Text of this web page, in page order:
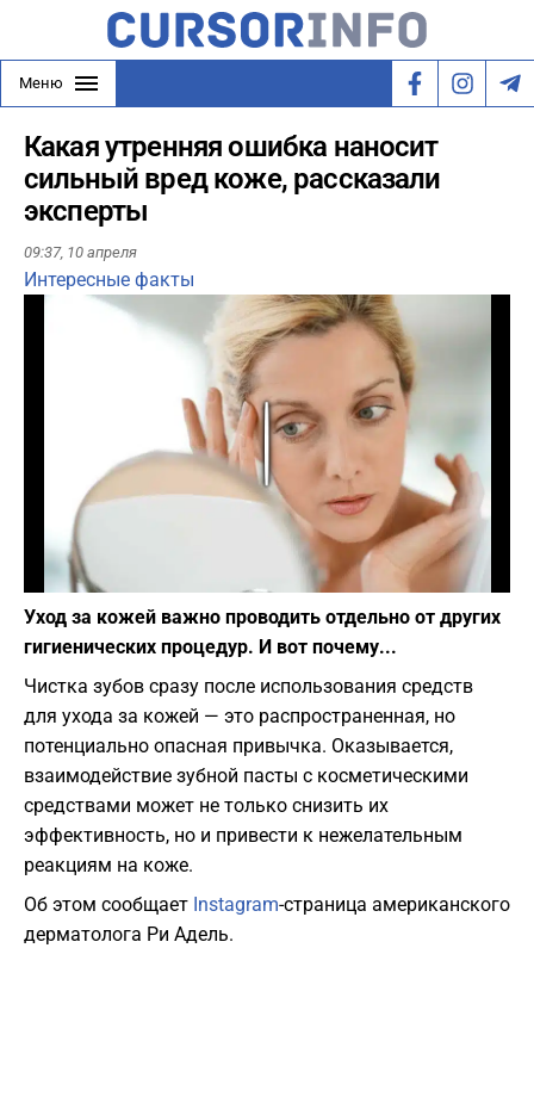
Меню
Какая утренняя ошибка наносит
сильный вред коже, рассказали
эксперты
09:37, 10 апреля
Интересные факты
Фото: depositphotos.com
Уход за кожей важно проводить отдельно от других
гигиенических процедур. И вот почему...
Чистка зубов сразу после использования средств
для ухода за кожей — это распространенная, но
потенциально опасная привычка. Оказывается,
взаимодействие зубной пасты с косметическими
средствами может не только снизить их
эффективность, но и привести к нежелательным
реакциям на коже.
Об этом сообщает Instagram-страница американского
дерматолога Ри Адель.